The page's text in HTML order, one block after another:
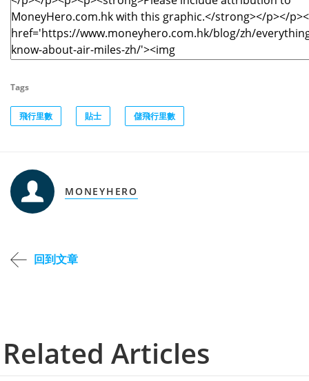
Tags
飛行里數 貼士 儲飛行里數
MONEYHERO
回到文章
Related Articles